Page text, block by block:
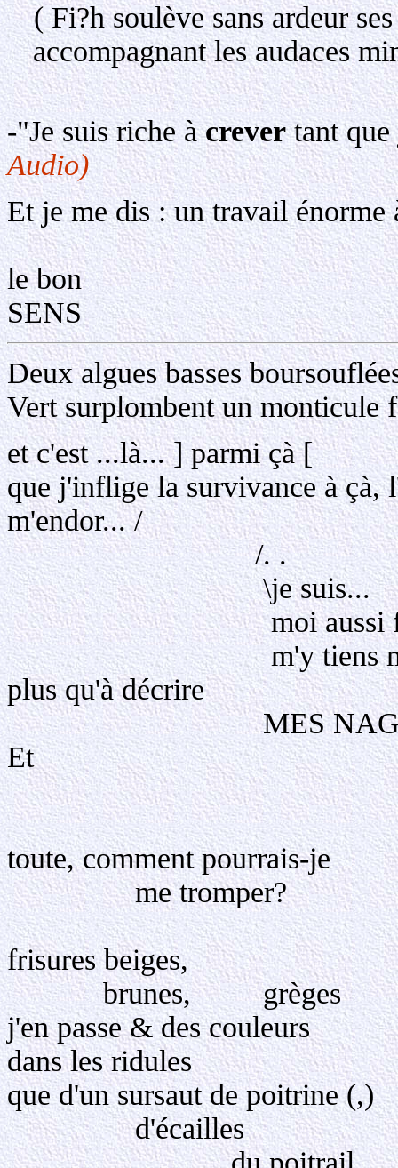
( Fi?h soulève sans ardeur
accompagnant les audaces
de
-"Je suis riche àcrevertant
Audio)
Et je me dis : un travail énorme
le bon
SENS
Deux algues basses
Vert surplombent un monticule
et c'est ...là... ] parmi çà [
que j'inflige la survivance à çà,
m'endor... /
/. .
\je suis...
moi aussi fatigué,
m'y tiens même si je
plus qu'à décrire
MES
Dans
toute, comment pourrais-je
me tromper?
frisures beiges,
brunes, grèges
j'en passe & des couleurs
dans les ridules
que d'un sursaut de poitrine (,)
d'écailles de